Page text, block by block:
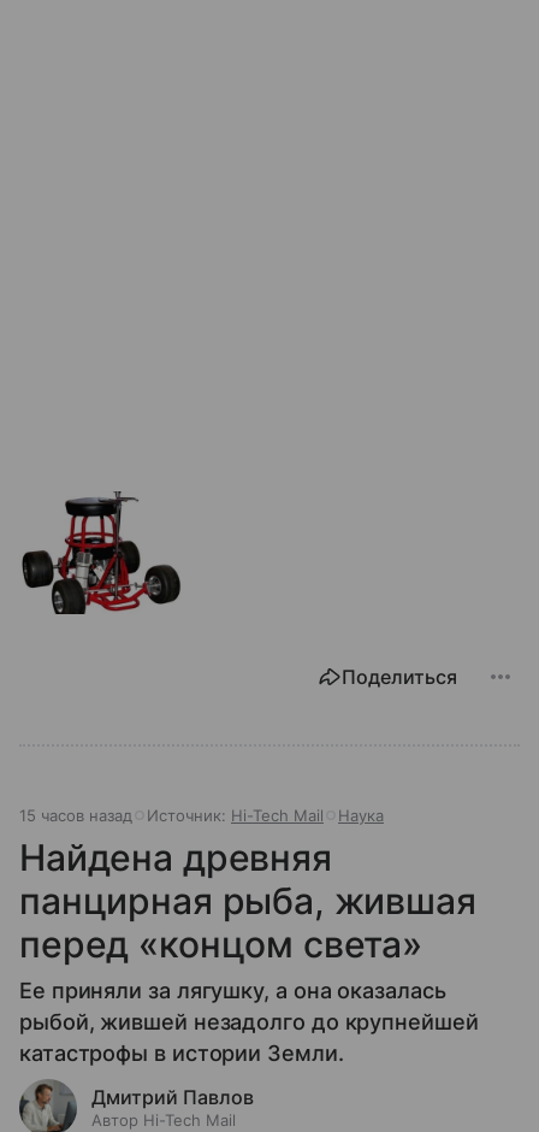
Поделиться
15 часов назад Источник: Hi-Tech Mail Наука
Найдена древняя
панцирная рыба, жившая
перед «концом света»
Ее приняли за лягушку, а она оказалась
рыбой, жившей незадолго до крупнейшей
катастрофы в истории Земли.
Дмитрий Павлов
Автор Hi-Tech Mail